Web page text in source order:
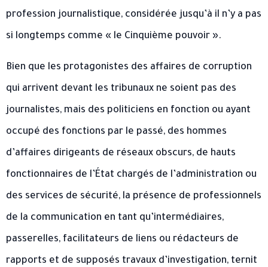
profession journalistique, considérée jusqu’à il n’y a pas
si longtemps comme « le Cinquième pouvoir ».
Bien que les protagonistes des affaires de corruption
qui arrivent devant les tribunaux ne soient pas des
journalistes, mais des politiciens en fonction ou ayant
occupé des fonctions par le passé, des hommes
d’affaires dirigeants de réseaux obscurs, de hauts
fonctionnaires de l’État chargés de l’administration ou
des services de sécurité, la présence de professionnels
de la communication en tant qu’intermédiaires,
passerelles, facilitateurs de liens ou rédacteurs de
rapports et de supposés travaux d’investigation, ternit